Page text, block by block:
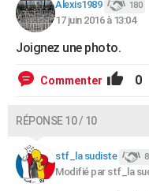
Alexis1989 180
17 juin 2016 à 13:04
Joignez une photo.
Commenter 0
RÉPONSE 10 / 10
stf_la sudiste
Modifié par stf_la